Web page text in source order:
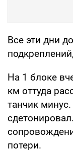
Все эти дни
На 1 блоке
км оттуда
танчик
потери.